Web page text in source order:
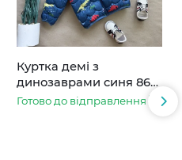
Куртка демі з
динозаврами синя 86-
110
Готово до відправлення